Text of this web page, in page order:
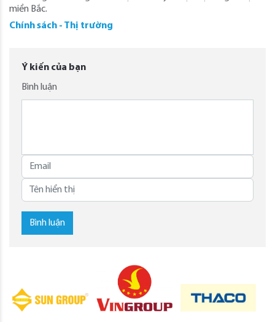
miền Bắc.
Chính sách - Thị trường
Ý kiến của bạn
Bình luận
Bình luận